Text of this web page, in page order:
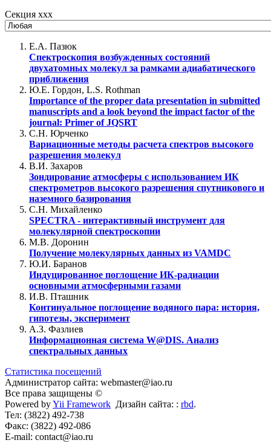
Секция xxx
Е.А. Пазюк
Спектроскопия возбужденных состояний
двухатомных молекул за рамками адиабатического
приближения
Ю.Е. Гордон, L.S. Rothman
Importance of the proper data presentation in submitted
manuscripts and a look beyond the impact factor of the
journal: Primer of JQSRT
С.Н. Юрченко
Вариационные методы расчета спектров высокого
разрешения молекул
В.И. Захаров
Зондирование атмосферы с использованием ИК
спектрометров высокого разрешения спутникового и
наземного базирования
С.Н. Михайленко
SPECTRA - интерактивный инструмент для
молекулярной спектроскопии
М.В. Доронин
Получение молекулярных данных из VAMDC
Ю.И. Баранов
Индуцированное поглощение ИК-радиации
основными атмосферными газами
И.В. Пташник
Континуальное поглощение водяного пара: история,
гипотезы, эксперимент
А.З. Фазлиев
Информационная система W@DIS. Анализ
спектральных данных
Статистика посещений
Администратор сайта: webmaster@iao.ru
Все права защищены ©
Powered byYii Framework Дизайн сайта: : rbd.
Тел: (3822) 492-738
Факс: (3822) 492-086
E-mail: contact@iao.ru